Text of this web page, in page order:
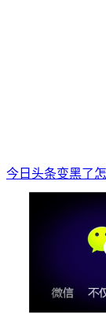
今日头条变黑了